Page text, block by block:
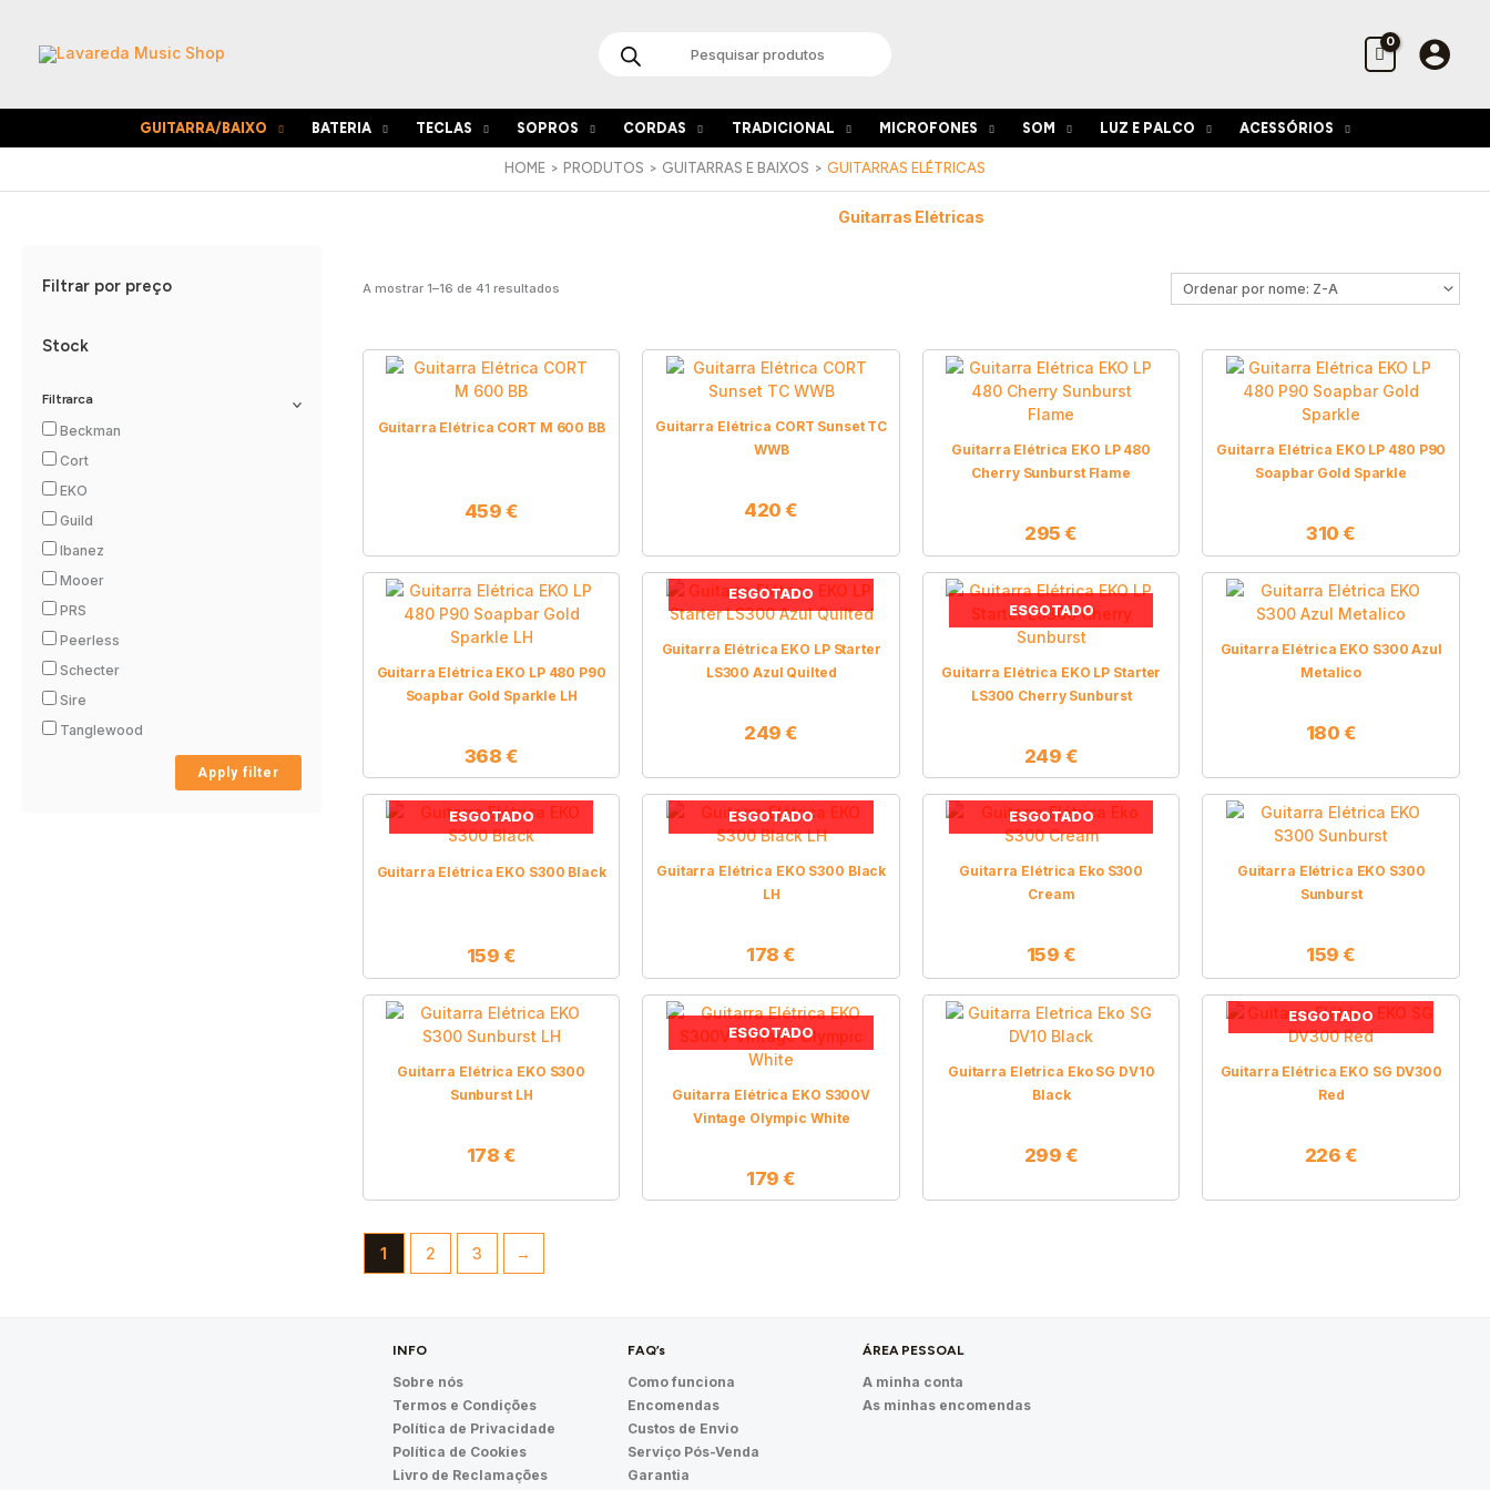
content
search
GUITARRA/BAIXO BATERIA TECLAS SOPROS CORDAS TRADICIONAL MICROFONES SOM LUZ E PALCO ACESSÓRIOS
HOME PRODUTOS GUITARRAS E BAIXOS GUITARRAS ELÉTRICAS
Filtrar por preço
Stock
Filtrarca
Beckman
Cort
EKO
Guild
Ibanez
Mooer
PRS
Peerless
Schecter
Sire
Tanglewood
Apply filter
Guitarras Elétricas
A mostrar 1–16 de 41 resultados
Guitarra Elétrica CORT M 600 BB
459 €
Guitarra Elétrica CORT Sunset TC
WWB
420€
Guitarra Elétrica EKO LP 480
Cherry Sunburst Flame
295€
Guitarra Elétrica EKO LP 480 P90
Soapbar Gold Sparkle
310€
Guitarra Elétrica EKO LP 480 P90
Soapbar Gold Sparkle LH
368 €
ESGOTADO
Guitarra Elétrica EKO LP Starter
LS300 Azul Quilted
249€
ESGOTADO
Guitarra Elétrica EKO LP Starter
LS300 Cherry Sunburst
249 €
Guitarra Elétrica EKO S300 Azul
Metalico
180 €
ESGOTADO
Guitarra Elétrica EKO S300 Black
159 €
ESGOTADO
Guitarra Elétrica EKO S300 Black
LH
178€
ESGOTADO
Guitarra Elétrica Eko S300
Cream
159 €
Guitarra Elétrica EKO S300
Sunburst
159€
Guitarra Elétrica EKO S300
Sunburst LH
178 €
ESGOTADO
Guitarra Elétrica EKO S300V
Vintage Olympic White
179€
Guitarra Eletrica Eko SG DV10
Black
299 €
ESGOTADO
Guitarra Elétrica EKO SG DV300
Red
226 €
1 2 3 →
INFO
Sobre nós
Termos e Condições
Política de Privacidade
Política de Cookies
Livro de Reclamações
FAQ’s
Como funciona
Encomendas
Custos de Envio
Serviço Pós-Venda
Garantia
ÁREA PESSOAL
A minha conta
As minhas encomendas